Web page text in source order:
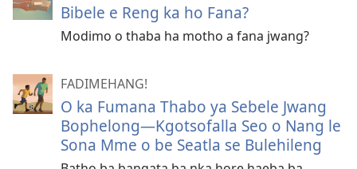
Bibele e Reng ka ho Fana?
Modimo o thaba ha motho a fana jwang?
FADIMEHANG!
O ka Fumana Thabo ya Sebele Jwang
Bophelong—Kgotsofalla Seo o Nang le
Sona Mme o be Seatla se Bulehileng